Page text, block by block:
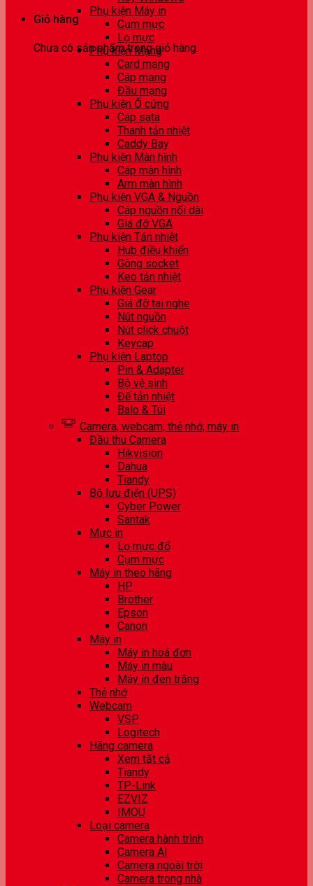
Giỏ hàng
Chưa có sản phẩm trong giỏ hàng.
Phụ kiện Máy in
Cụm mực
Lọ mực
Phụ kiện Mạng
Card mạng
Cáp mạng
Đầu mạng
Phụ kiện Ổ cứng
Cáp sata
Thanh tản nhiệt
Caddy Bay
Phụ kiện Màn hình
Cáp màn hình
Arm màn hình
Phụ kiện VGA & Nguồn
Cáp nguồn nối dài
Giá đỡ VGA
Phụ kiện Tản nhiệt
Hub điều khiển
Gông socket
Keo tản nhiệt
Phụ kiện Gear
Giá đỡ tai nghe
Nút nguồn
Nút click chuột
Keycap
Phụ kiện Laptop
Pin & Adapter
Bộ vệ sinh
Đế tản nhiệt
Balo & Túi
Camera, webcam, thẻ nhớ, máy in
Đầu thu Camera
Hikvision
Dahua
Tiandy
Bộ lưu điện (UPS)
Cyber Power
Santak
Mực in
Lọ mực đổ
Cụm mực
Máy in theo hãng
HP
Brother
Epson
Canon
Máy in
Máy in hoá đơn
Máy in màu
Máy in đen trắng
Thẻ nhớ
Webcam
VSP
Logitech
Hãng camera
Xem tất cả
Tiandy
TP-Link
EZVIZ
IMOU
Loại camera
Camera hành trình
Camera AI
Camera ngoài trời
Camera trong nhà